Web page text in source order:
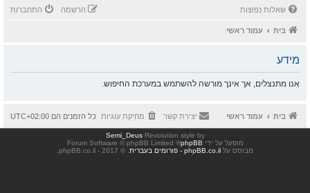
שאלות נפוצות התחברות הרשמה
בית עמוד ראשי
מידע
אנו מתנצלים, אך אינך מורשה להשתמש במערכת החיפוש.
בית עמוד ראשי כל הזמנים הם UTC+02:00 מחיקת עוגיות יצירת קשר
Revolution style by
Semi_Deus
מופעל על ידי phpBB
® Forum Software © phpBB Limited
מבוסס על phpBB.co.il - פורומים בעברית . © 2017 - phpBB.co.il.